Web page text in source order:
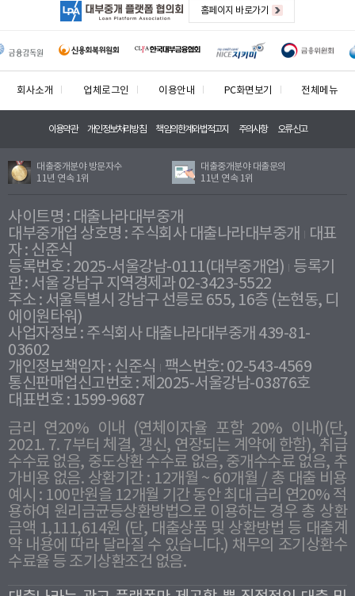
홈페이지 바로가기
회사소개 업체로그인 이용안내 PC화면보기 전체메뉴
이용약관 개인정보처리방침 책임의한계와법적고지 주의사항 오류신고
대출중개분야 방문자수
11년 연속 1위
대출중개분야 대출문의
11년 연속 1위
사이트명 : 대출나라대부중개
대부중개업 상호명 : 주식회사 대출나라대부중개
대표
자 : 신준식
등록번호 : 2025-서울강남-0111(대부중개업) 등록기
관 : 서울 강남구 지역경제과 02-3423-5522
주소 : 서울특별시 강남구 선릉로 655, 16층 (논현동, 디
에이원타워)
사업자정보 : 주식회사 대출나라대부중개 439-81-
03602
개인정보책임자 : 신준식
팩스번호: 02-543-4569
통신판매업신고번호 : 제2025-서울강남-03876호
대표번호 : 1599-9687
금리 연20% 이내 (연체이자율 포함 20% 이내)(단,
2021. 7. 7부터 체결, 갱신, 연장되는 계약에 한함), 취급
수수료 없음, 중도상환 수수료 없음, 중개수수료 없음, 추
가비용 없음. 상환기간 : 12개월 ~ 60개월 / 총 대출 비용
예시 : 100만원을 12개월 기간 동안 최대 금리 연20% 적
용하여 원리금균등상환방법으로 이용하는 경우 총 상환
금액 1,111,614원 (단, 대출상품 및 상환방법 등 대출계
약 내용에 따라 달라질 수 있습니다.) 채무의 조기상환수
수료율 등 조기상환조건 없음.